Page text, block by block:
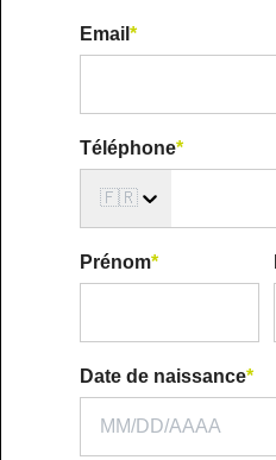
Email *
Téléphone*
🇫🇷
Prénom*
Date de naissance*